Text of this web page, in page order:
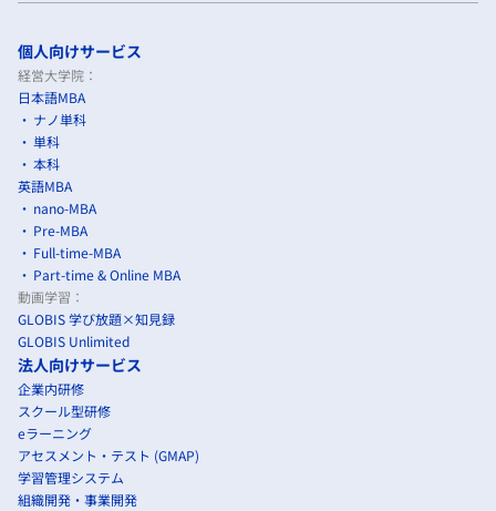
個人向けサービス
経営大学院：
日本語MBA
ナノ単科
単科
本科
英語MBA
nano-MBA
Pre-MBA
Full-time-MBA
Part-time & Online MBA
動画学習：
GLOBIS 学び放題×知見録
GLOBIS Unlimited
法人向けサービス
企業内研修
スクール型研修
eラーニング
アセスメント・テスト (GMAP)
学習管理システム
組織開発・事業開発